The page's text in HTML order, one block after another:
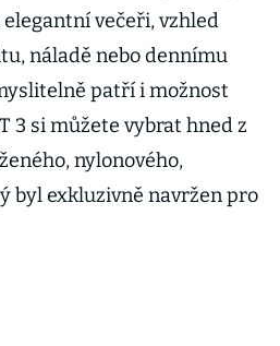
večeři, vzhled
náladě nebo dennímu
patří i možnost
3 si můžete vybrat hned z
nylonového,
byl exkluzivně navržen pro